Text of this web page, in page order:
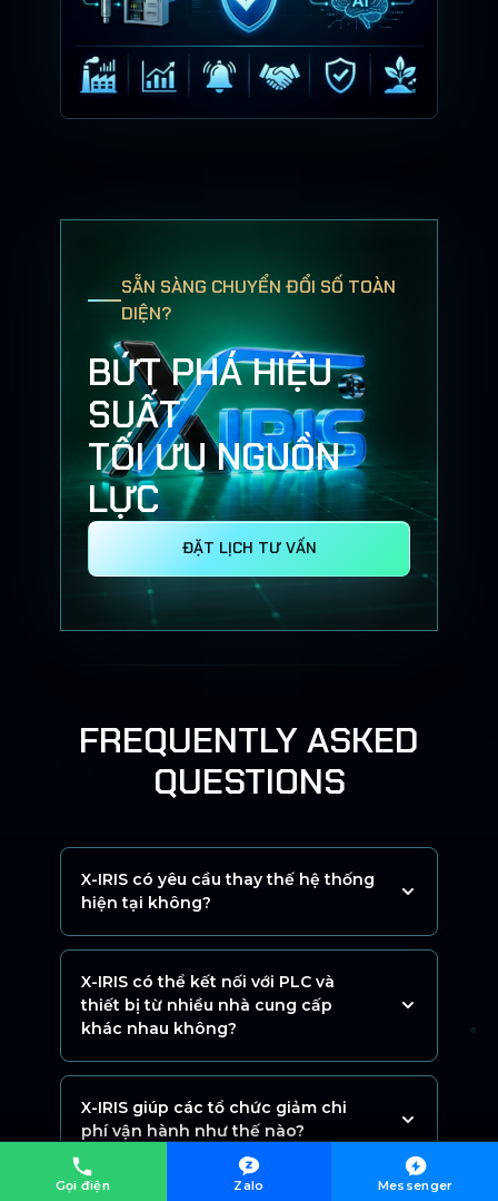
SẴN SÀNG CHUYỂN ĐỔI SỐ TOÀN
DIỆN?
BỨT PHÁ HIỆU
SUẤT
TỐI ƯU NGUỒN
LỰC
ĐẶT LỊCH TƯ VẤN
FREQUENTLY ASKED
QUESTIONS
X-IRIS có yêu cầu thay thế hệ thống
hiện tại không?
X-IRIS có thể kết nối với PLC và
thiết bị từ nhiều nhà cung cấp
khác nhau không?
X-IRIS giúp các tổ chức giảm chi
phí vận hành như thế nào?
Gọi điện Zalo Messenger